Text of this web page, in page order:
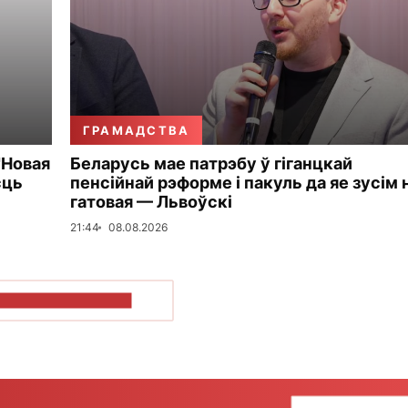
ГРАМАДСТВА
Беларусь мае патрэбу ў гіганцкай
пенсійнай рэформе і пакуль да яе зусім
гатовая — Львоўскі
21:44 08.08.2026